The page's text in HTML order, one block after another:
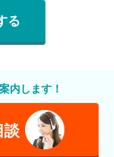
内します！